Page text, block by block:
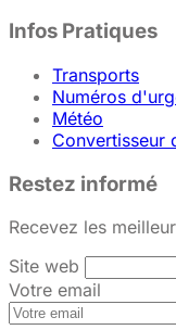
Infos Pratiques
Transports
Numéros
Météo
Convertisseur
Restez informé
Recevez les
Site web
Votre email